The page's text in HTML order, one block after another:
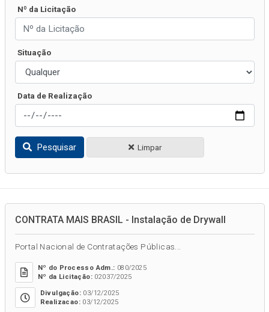
Nº da Licitação
Situação
Data de Realização
Pesquisar Limpar
CONTRATA MAIS BRASIL - Instalação de Drywall
Portal Nacional de Contratações Públicas...
Nº do Processo Adm.: 080/2025
Nº da Licitação:02037/2025
Divulgação:03/12/2025
Realizacao:03/12/2025